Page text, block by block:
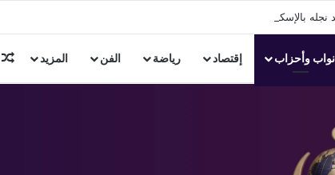
بالإسكندرية.. والنيابة تطلب تحريات المباحث
نواب وأحزاب إقتصاد رياضة الفن المزيد